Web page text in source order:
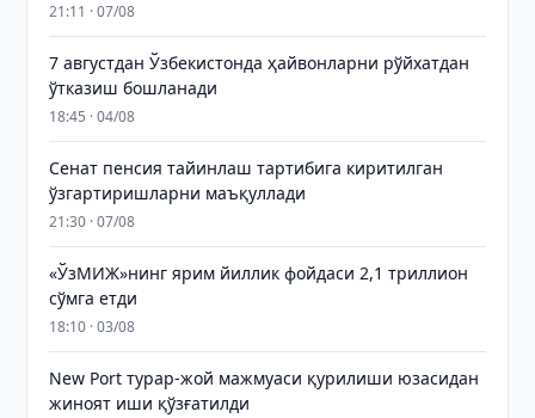
21:11 · 07/08
7 августдан Ўзбекистонда ҳайвонларни рўйхатдан
ўтказиш бошланади
18:45 · 04/08
Сенат пенсия тайинлаш тартибига киритилган
ўзгартиришларни маъқуллади
21:30 · 07/08
«ЎзМИЖ»нинг ярим йиллик фойдаси 2,1 триллион
сўмга етди
18:10 · 03/08
New Port турар-жой мажмуаси қурилиши юзасидан
жиноят иши қўзғатилди